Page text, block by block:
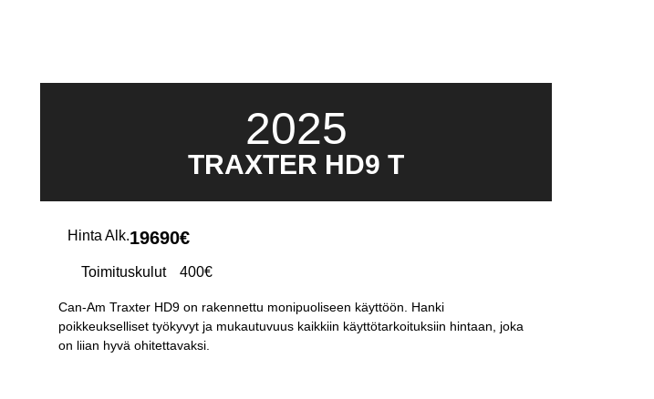
2025
TRAXTER HD9 T
Hinta Alk.19690€
Toimituskulut 400€
Can-Am Traxter HD9 on rakennettu monipuoliseen käyttöön. Hanki
poikkeukselliset työkyvyt ja mukautuvuus kaikkiin käyttötarkoituksiin hintaan, joka
on liian hyvä ohitettavaksi.